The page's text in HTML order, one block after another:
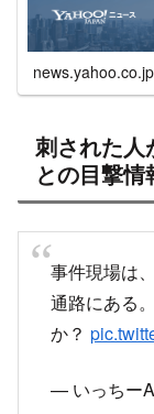
news.yahoo.co.jp
刺された人
との目撃情
事件現場は
通路にある
か？
— いっちー